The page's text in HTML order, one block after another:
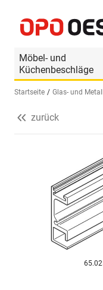
Möbel- und
Küchenbeschläge
Sprache wählen (DE)
Startseite Glas- und
zurück